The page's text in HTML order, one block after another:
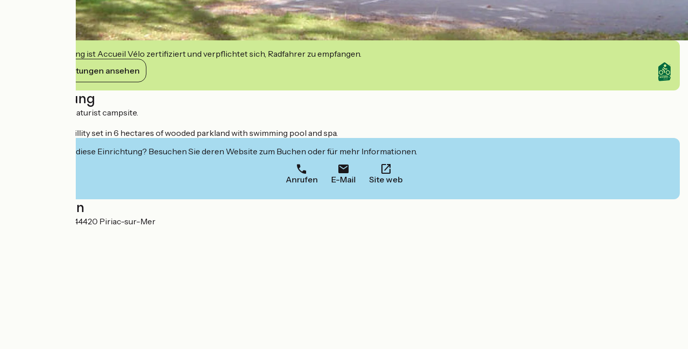
Diese Einrichtung ist Accueil Vélo zertifiziert und verpflichtet sich, Radfahrer zu empfangen.
Ihre Verpflichtungen ansehen
Beschreibung
A family-friendly naturist campsite.
A haven of tranquillity set in 6 hectares of wooded parkland with swimming pool and spa.
Interessiert Sie diese Einrichtung? Besuchen Sie deren Website zum Buchen oder für mehr Informationen.
Anrufen E-Mail Site web
Localisation
Route du Marault 44420 Piriac-sur-Mer